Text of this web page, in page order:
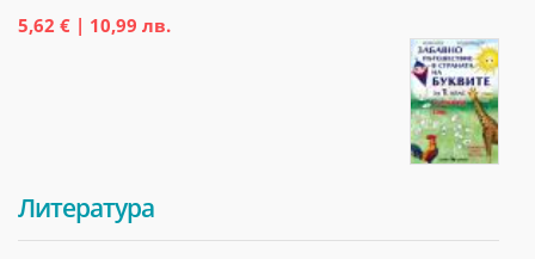
5,62 € | 10,99 лв.
Литература